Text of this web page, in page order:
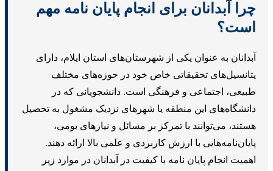
آبدانان برای انجام پایان نامه مهم
به عنوان یکی از شهرستان‌های استان ایلام، دارای
تحقیقاتی خاص خود در حوزه‌های مختلف
اجتماعی و فرهنگی است. دانشجویانی که در
این منطقه یا شهرهای نزدیک مشغول به تحصیل
می‌توانند با تمرکز بر مسائل و نیازهای بومی،
با ارزش کاربردی و علمی بالا ارائه دهند.
انجام پایان نامه با کیفیت در آبدانان در موارد زیر